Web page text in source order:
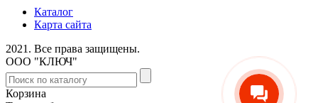
Каталог
Карта сайта
2021. Все права защищены.
ООО "КЛЮЧ"
Корзина